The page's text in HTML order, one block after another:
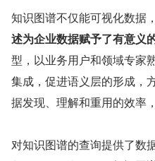
知识图谱不仅能可视化数据
述为企业数据赋予了有意义
型，以业务用户和领域专家
集成，促进语义层的形成，
据发现、理解和重用的效率
对知识图谱的查询提供了数